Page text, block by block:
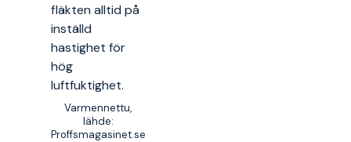
fläkten alltid på
inställd
hastighet för
hög
luftfuktighet.
Varmennettu,
lähde:
Proffsmagasinet.se